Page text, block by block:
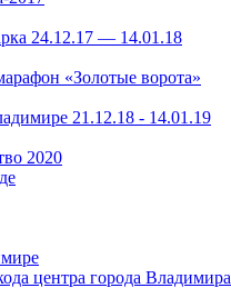
24.12.17 — 14.01.18
«Золотые ворота»
21.12.18 - 14.01.19
2020
центра города Владимира